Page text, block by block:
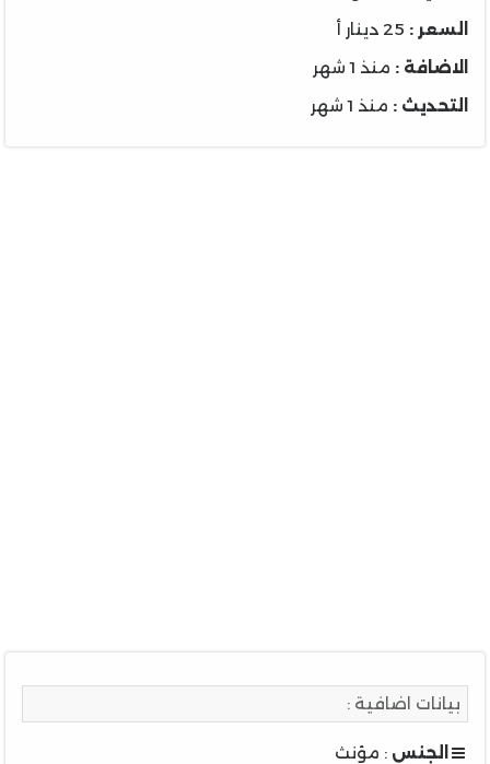
السعر : 25 دينار أ
الاضافة : منذ 1 شهر
التحديث : منذ 1 شهر
بيانات اضافية :
الجنس : مؤنث